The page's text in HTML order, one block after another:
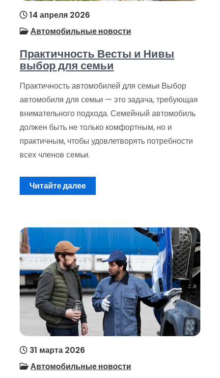
14 апреля 2026
Автомобильные новости
Практичность Весты и Нивы
выбор для семьи
Практичность автомобилей для семьи Выбор
автомобиля для семьи — это задача, требующая
внимательного подхода. Семейный автомобиль
должен быть не только комфортным, но и
практичным, чтобы удовлетворять потребности
всех членов семьи.
Читайте далее
31 марта 2026
Автомобильные новости